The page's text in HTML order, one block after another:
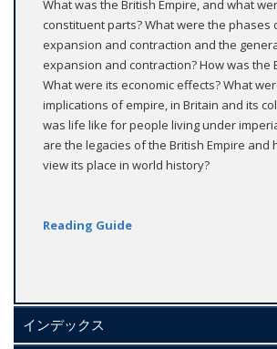
What was the British Empire, and what
constituent parts? What were the phases
expansion and contraction and the
expansion and contraction? How was the
What were its economic effects? What
implications of empire, in Britain and its
was life like for people living under
are the legacies of the British Empire and
view its place in world history?
Reading Guide
インデックス